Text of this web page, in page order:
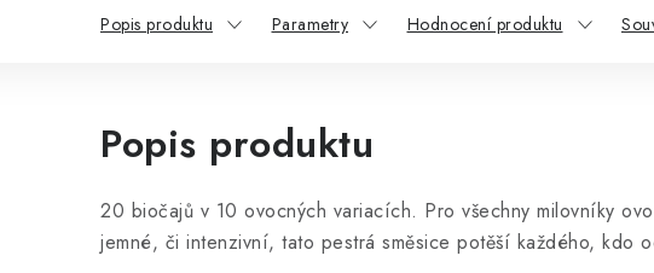
Popis produktu Parametry Hodnocení produktu
Popis produktu
20 biočajů v 10 ovocných variacích. Pro všechny milovníky
jemné, či intenzivní, tato pestrá směsice potěší každého, kdo